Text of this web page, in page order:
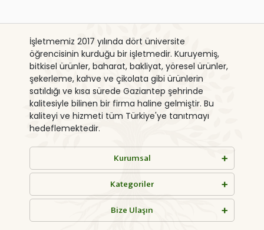
İşletmemiz 2017 yılında dört üniversite
öğrencisinin kurduğu bir işletmedir. Kuruyemiş,
bitkisel ürünler, baharat, bakliyat, yöresel ürünler,
şekerleme, kahve ve çikolata gibi ürünlerin
satıldığı ve kısa sürede Gaziantep şehrinde
kalitesiyle bilinen bir firma haline gelmiştir. Bu
kaliteyi ve hizmeti tüm Türkiye'ye tanıtmayı
hedeflemektedir.
Kurumsal
Kategoriler
Bize Ulaşın